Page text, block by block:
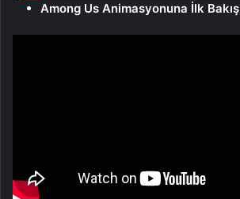
Among Us Animasyonuna İlk Bakış